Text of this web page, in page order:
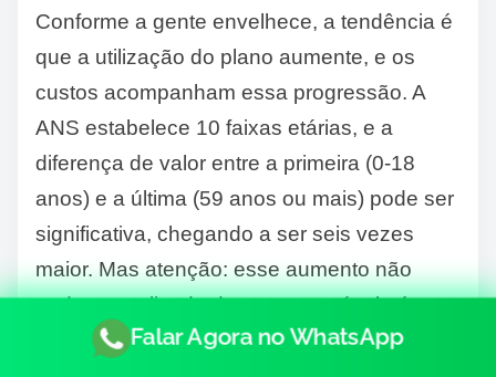
Conforme a gente envelhece, a tendência é
que a utilização do plano aumente, e os
custos acompanham essa progressão. A
ANS estabelece 10 faixas etárias, e a
diferença de valor entre a primeira (0-18
anos) e a última (59 anos ou mais) pode ser
significativa, chegando a ser seis vezes
maior. Mas atenção: esse aumento não
pode ser aplicado de uma vez só, ele é
diluído nas transições entre as faixas. É
Falar Agora no WhatsApp